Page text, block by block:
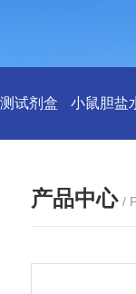
试剂盒 小鼠胆盐
产品中心 /